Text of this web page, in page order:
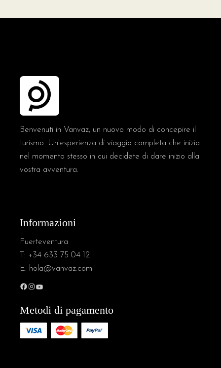
Benvenuti in Vanvaz, un nuovo modo di concepire il
turismo. Un'esperienza di viaggio completa che inizia
nel momento stesso in cui decidete di dare inizio alla
vostra avventura.
Informazioni
Fuerteventura
T: +34 633 75 04 12
E: hola@vanvaz.com
Metodi di pagamento